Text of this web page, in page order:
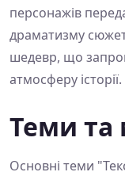
персонажів
драматизму
шедевр, що
атмосферу історії.
Теми та
Основні теми